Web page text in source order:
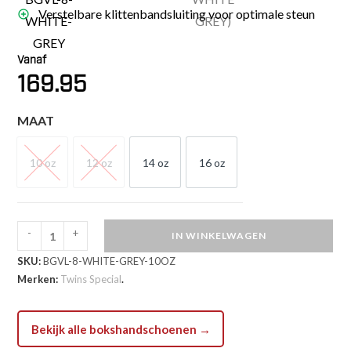
Verstelbare klittenbandsluiting voor optimale steun
Vanaf
169.95
MAAT
10 oz
10 OZ
12 oz
12 OZ
14 oz
14 OZ
16 oz
16 OZ
Special
BGVL-
Kickbokshandschoenen
Wit
- + IN WINKELWAGEN
SKU:BGVL-8-WHITE-GREY-10OZ
Merken: Twins Special.
Bekijk alle bokshandschoenen →